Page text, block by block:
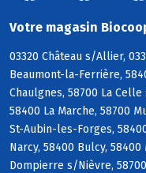
Votre magasin
03320 Château s/Allier,
Beaumont-la-Ferrière,
Chaulgnes, 58700 La
58400 La Marche, 58700
St-Aubin-les-Forges,
Narcy, 58400 Bulcy,
Dompierre s/Nièvre,